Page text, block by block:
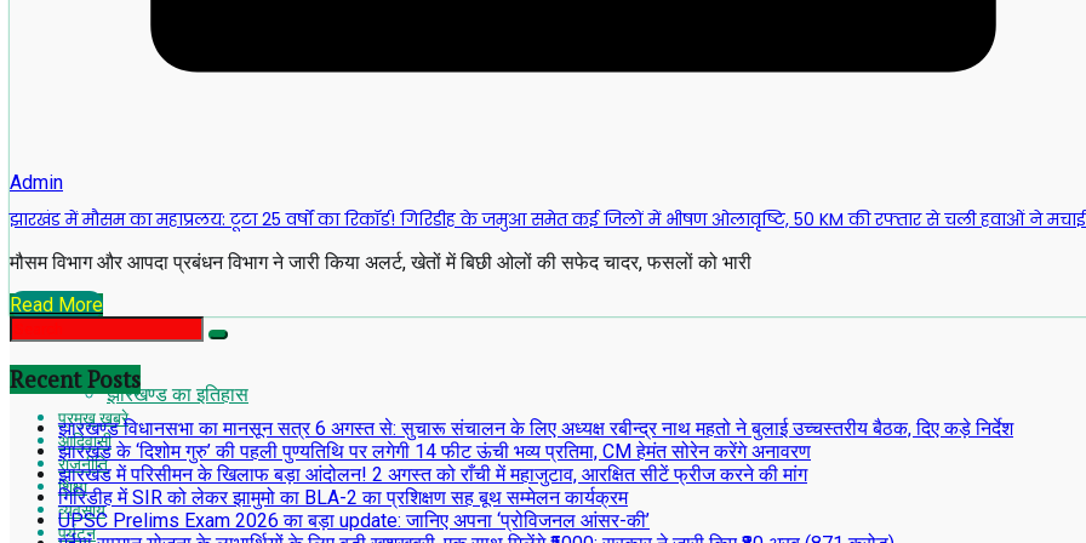
झारखण्ड का इतिहास
प्रमुख खबरे
आदिवासी
राजनीति
शिक्षा
व्यवसाय
पर्यटन
Admin
झारखंड में मौसम का महाप्रलय: टूटा 25 वर्षों का रिकॉर्ड! गिरिडीह के जमुआ समेत कई जिलों में भीषण ओलावृष्टि, 50 KM की रफ्तार से चली हवाओं ने मचाई
मौसम विभाग और आपदा प्रबंधन विभाग ने जारी किया अलर्ट, खेतों में बिछी ओलों की सफेद चादर, फसलों को भारी
Read More
Recent Posts
झारखण्ड विधानसभा का मानसून सत्र 6 अगस्त से: सुचारू संचालन के लिए अध्यक्ष रबीन्द्र नाथ महतो ने बुलाई उच्चस्तरीय बैठक, दिए कड़े निर्देश
झारखंड के ‘दिशोम गुरु’ की पहली पुण्यतिथि पर लगेगी 14 फीट ऊंची भव्य प्रतिमा, CM हेमंत सोरेन करेंगे अनावरण
झारखंड में परिसीमन के खिलाफ बड़ा आंदोलन! 2 अगस्त को राँची में महाजुटाव, आरक्षित सीटें फ्रीज करने की मांग
गिरिडीह में SIR को लेकर झामुमो का BLA-2 का प्रशिक्षण सह बूथ सम्मेलन कार्यक्रम
UPSC Prelims Exam 2026 का बड़ा update: जानिए अपना ‘प्रोविजनल आंसर-की’